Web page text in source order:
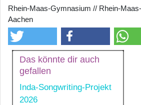
Rhein-Maas-Gymnasium // Rhein-
Aachen
Das könnte dir auch
gefallen
Inda-Songwriting-Projekt
2026